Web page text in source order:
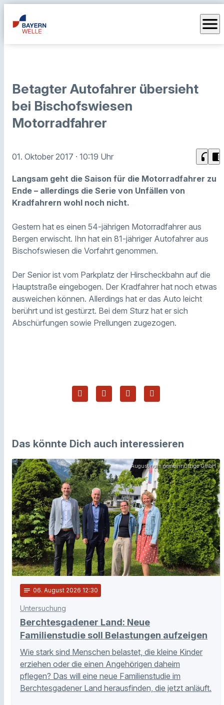
menu
Betagter Autofahrer übersieht
bei Bischofswiesen
Motorradfahrer
01. Oktober 2017 · 10:19 Uhr headphones chrome_reader_mode
Langsam geht die Saison für die Motorradfahrer zu
Ende – allerdings die Serie von Unfällen von
Kradfahrern wohl noch nicht.
Gestern hat es einen 54-jährigen Motorradfahrer aus
Bergen erwischt. Ihn hat ein 81-jähriger Autofahrer aus
Bischofswiesen die Vorfahrt genommen.
Der Senior ist vom Parkplatz der Hirscheckbahn auf die
Hauptstraße eingebogen. Der Kradfahrer hat noch etwas
ausweichen können. Allerdings hat er das Auto leicht
berührt und ist gestürzt. Bei dem Sturz hat er sich
Abschürfungen sowie Prellungen zugezogen.
Das könnte Dich auch interessieren
Augustinum gemeinnützige GmbH
notes 06. August 2026 12:30
Untersuchung
Berchtesgadener Land: Neue
Familienstudie soll Belastungen aufzeigen
Wie stark sind Menschen belastet, die kleine Kinder
erziehen oder die einen Angehörigen daheim
pflegen? Das will eine neue Familienstudie im
Berchtesgadener Land herausfinden, die jetzt anläuft.